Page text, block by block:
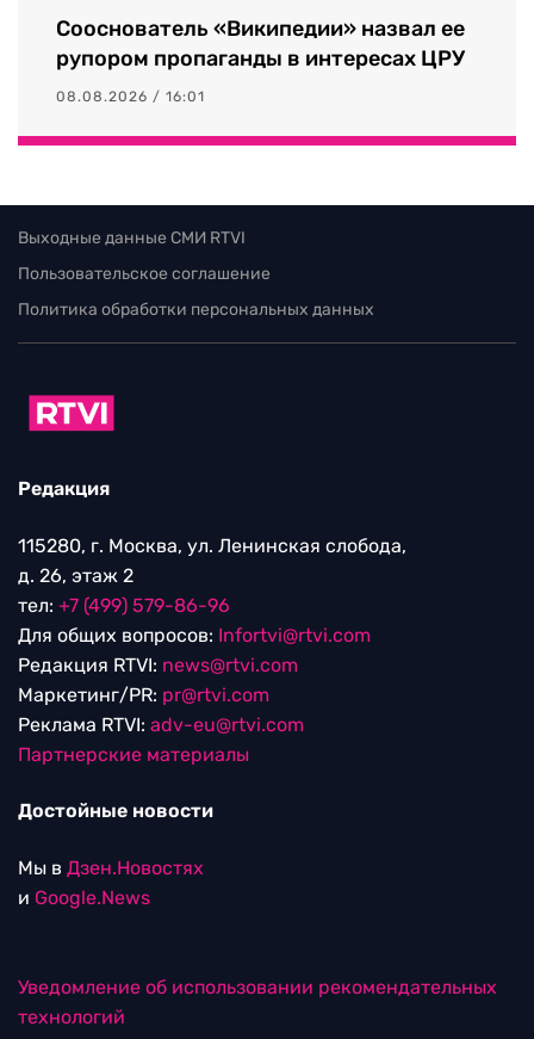
Сооснователь «Википедии» назвал ее
рупором пропаганды в интересах ЦРУ
08.08.2026 / 16:01
Выходные данные СМИ RTVI
Пользовательское соглашение
Политика обработки персональных данных
Редакция
115280, г. Москва, ул. Ленинская слобода,
д. 26, этаж 2
тел: +7 (499) 579-86-96
Для общих вопросов: Infortvi@rtvi.com
Редакция RTVI: news@rtvi.com
Маркетинг/PR: pr@rtvi.com
Реклама RTVI: adv-eu@rtvi.com
Партнерские материалы
Достойные новости
Мы в Дзен.Новостях
и Google.News
Уведомление об использовании рекомендательных
технологий